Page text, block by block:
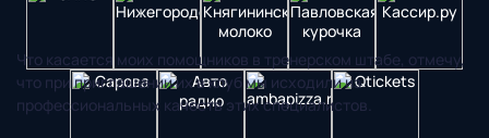
Что касается моих помощников в тренерском штабе, отмечу,
что при приглашении их в клуб мы исходили из
профессиональных качеств этих специалистов.